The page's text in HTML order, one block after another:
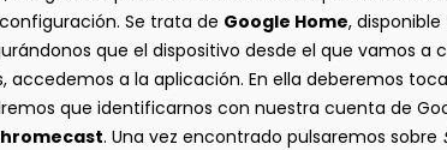
Se trata de Google Home,
que el dispositivo desde el que vamos
accedemos a la aplicación. En ella deberemos
que identificarnos con nuestra cuenta de
. Una vez encontrado pulsaremos sobre